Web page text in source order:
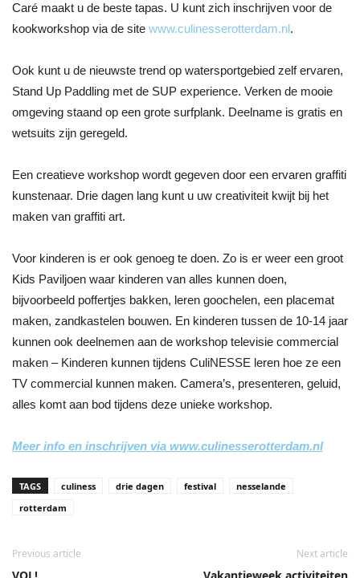
Caré maakt u de beste tapas. U kunt zich inschrijven voor de
kookworkshop via de site www.culinesserotterdam.nl.
Ook kunt u de nieuwste trend op watersportgebied zelf ervaren,
Stand Up Paddling met de SUP experience. Verken de mooie
omgeving staand op een grote surfplank. Deelname is gratis en
wetsuits zijn geregeld.
Een creatieve workshop wordt gegeven door een ervaren graffiti
kunstenaar. Drie dagen lang kunt u uw creativiteit kwijt bij het
maken van graffiti art.
Voor kinderen is er ook genoeg te doen. Zo is er weer een groot
Kids Paviljoen waar kinderen van alles kunnen doen,
bijvoorbeeld poffertjes bakken, leren goochelen, een placemat
maken, zandkastelen bouwen. En kinderen tussen de 10-14 jaar
kunnen ook deelnemen aan de workshop televisie commercial
maken – Kinderen kunnen tijdens CuliNESSE leren hoe ze een
TV commercial kunnen maken. Camera’s, presenteren, geluid,
alles komt aan bod tijdens deze unieke workshop.
Meer info en inschrijven via www.culinesserotterdam.nl
TAGS culiness drie dagen festival
nesselande
rotterdam
Previous article Next article